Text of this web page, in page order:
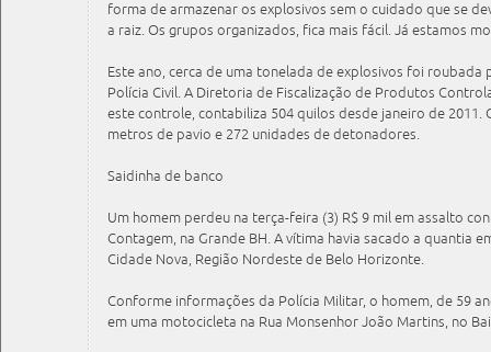
forma de armazenar os explosivos sem o cuidado que se
a raiz. Os grupos organizados, fica mais fácil. Já estamos
Este ano, cerca de uma tonelada de explosivos foi
Polícia Civil. A Diretoria de Fiscalização de Produtos
este controle, contabiliza 504 quilos desde janeiro de 2011.
metros de pavio e 272 unidades de detonadores.
Saidinha de banco
Um homem perdeu na terça-feira (3) R$ 9 mil em assalto
Contagem, na Grande BH. A vítima havia sacado a quantia
Cidade Nova, Região Nordeste de Belo Horizonte.
Conforme informações da Polícia Militar, o homem, de 59
em uma motocicleta na Rua Monsenhor João Martins, no